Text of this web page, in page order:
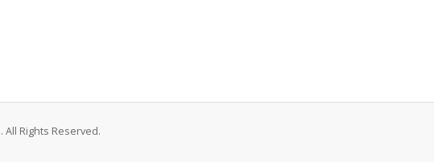
All Rights Reserved.